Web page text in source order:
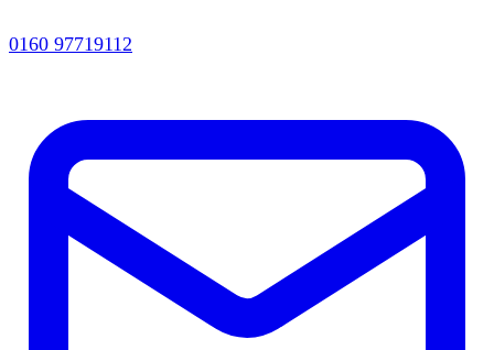
0160 97719112